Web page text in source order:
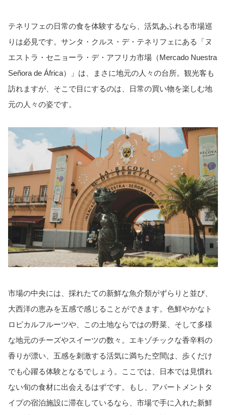
テネリフェの日常の食を体験するなら、活気あふれる市場巡
りは必見です。サンタ・クルス・デ・テネリフェにある「ヌ
エストラ・セニョーラ・デ・アフリカ市場（Mercado Nuestra
Señora de África）」は、まさに地元の人々の台所。観光客も
訪れますが、そこで目にするのは、日常の買い物を楽しむ地
元の人々の姿です。
市場の中央には、採れたての新鮮な魚介類がずらりと並び、
大西洋の恵みを五感で感じることができます。色鮮やかなト
ロピカルフルーツや、この土地ならではの野菜、そして多様
な地元のチーズやスイーツの数々。エキゾチックな香辛料の
香りが漂い、五感を刺激する活気に満ちた空間は、歩くだけ
でも心躍る体験となるでしょう。ここでは、日本では見慣れ
ない旬の食材に出会えるはずです。もし、アパートメントタ
イプの宿泊施設に滞在しているなら、市場で手に入れた新鮮